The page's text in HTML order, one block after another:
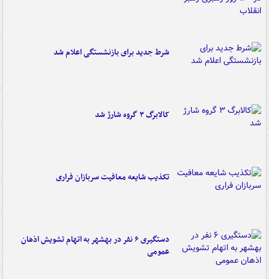
شرط جدید برای بازنشستگی اعلام شد
کالابرگ ۳ گروه شارژ شد
تکذیب شایعه معافیت سربازان فراری
دستگیری ۶ نفر در بهشهر به اتهام تشویش اذهان
عمومی